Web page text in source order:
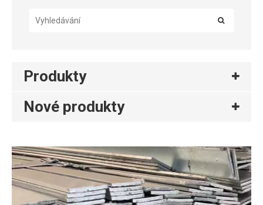
Produkty
Nové produkty